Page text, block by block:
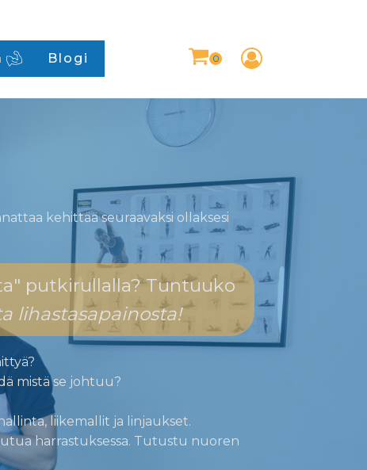
Blogi
kehittää seuraavaksi ollaksesi
putkirullalla? Tuntuuko
lihastasapainosta!
mistä se johtuu?
liikemallit ja linjaukset.
harrastuksessa. Tutustu nuoren